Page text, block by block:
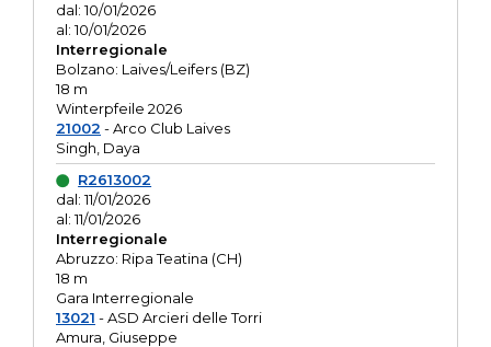
dal: 10/01/2026
al: 10/01/2026
Interregionale
Bolzano: Laives/Leifers (BZ)
18 m
Winterpfeile 2026
21002 - Arco Club Laives
Singh, Daya
R2613002
dal: 11/01/2026
al: 11/01/2026
Interregionale
Abruzzo: Ripa Teatina (CH)
18 m
Gara Interregionale
13021 - ASD Arcieri delle Torri
Amura, Giuseppe